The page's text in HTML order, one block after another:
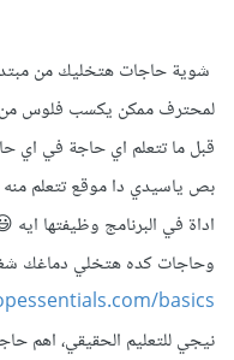
شوية حاجات هتخليك من
لمحترف ممكن يكسب فلوس
قبل ما تتعلم اي حاجة في اي
بص ياسيدي دا موقع تتعلم
اداة في البرنامج وظيفتها ايه
وحاجات كده هتخلي دماغك
basics/
نيجي للتعليم الحقيقي، اهم